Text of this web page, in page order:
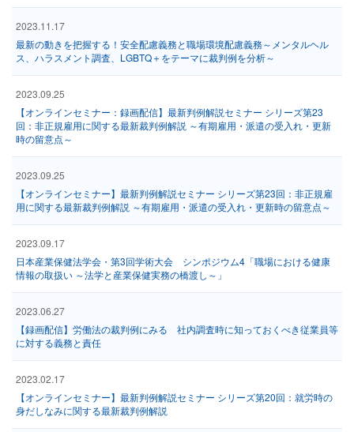
2023.11.17
最新の動きを把握する！安全配慮義務と職場環境配慮義務～メンタルヘル
ス、ハラスメント調査、LGBTQ＋をテーマに裁判例を分析～
2023.09.25
【オンラインセミナー：録画配信】最新判例解説セミナー シリーズ第23
回：非正規雇用に関する最新裁判例解説 ～有期雇用・派遣の受入れ・更新
時の留意点～
2023.09.25
【オンラインセミナー】最新判例解説セミナー シリーズ第23回：非正規雇
用に関する最新裁判例解説 ～有期雇用・派遣の受入れ・更新時の留意点～
2023.09.17
日本産業保健法学会・第3回学術大会 シンポジウム4「職場における健康
情報の取扱い ～法学と産業保健実務の橋渡し～」
2023.06.27
【録画配信】労働法の裁判例にみる 社内調査時に知っておくべき従業員等
に対する義務と責任
2023.02.17
【オンラインセミナー】最新判例解説セミナー シリーズ第20回：就労時の
身だしなみに関する最新裁判例解説